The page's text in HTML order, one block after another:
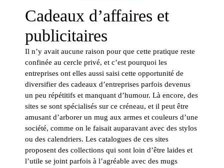
Cadeaux d’affaires et
publicitaires
Il n’y avait aucune raison pour que cette pratique reste
confinée au cercle privé, et c’est pourquoi les
entreprises ont elles aussi saisi cette opportunité de
diversifier des cadeaux d’entreprises parfois devenus
un peu répétitifs et manquant d’humour. Là encore, des
sites se sont spécialisés sur ce créneau, et il peut être
amusant d’arborer un mug aux armes et couleurs d’une
société, comme on le faisait auparavant avec des stylos
ou des calendriers. Les catalogues de ces sites
proposent des collections qui sont loin d’être laides et
l’utile se joint parfois à l’agréable avec des mugs